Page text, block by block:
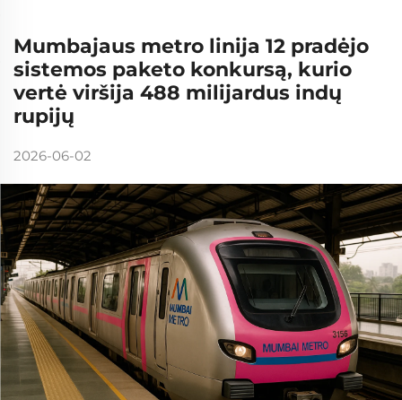
Mumbajaus metro linija 12 pradėjo
sistemos paketo konkursą, kurio
vertė viršija 488 milijardus indų
rupijų
2026-06-02